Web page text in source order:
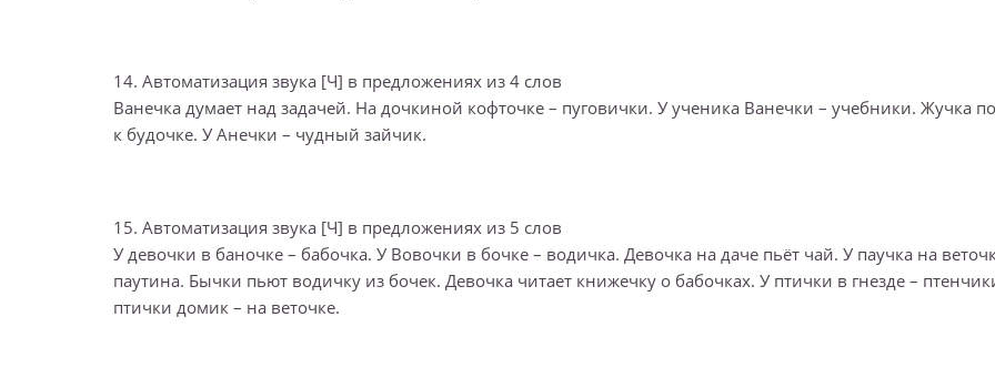
14. Автоматизация звука [Ч] в предложениях из 4 слов
Ванечка думает над задачей. На дочкиной кофточке – пуговички. У ученика Ванечки – учебники. Жучка
к будочке. У Анечки – чудный зайчик.
15. Автоматизация звука [Ч] в предложениях из 5 слов
У девочки в баночке – бабочка. У Вовочки в бочке – водичка. Девочка на даче пьёт чай. У паучка на
паутина. Бычки пьют водичку из бочек. Девочка читает книжечку о бабочках. У птички в гнезде –
птички домик – на веточке.